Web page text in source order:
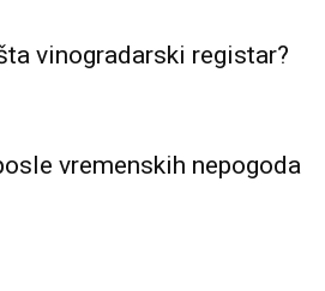
vinogradarski registar?
vremenskih nepogoda